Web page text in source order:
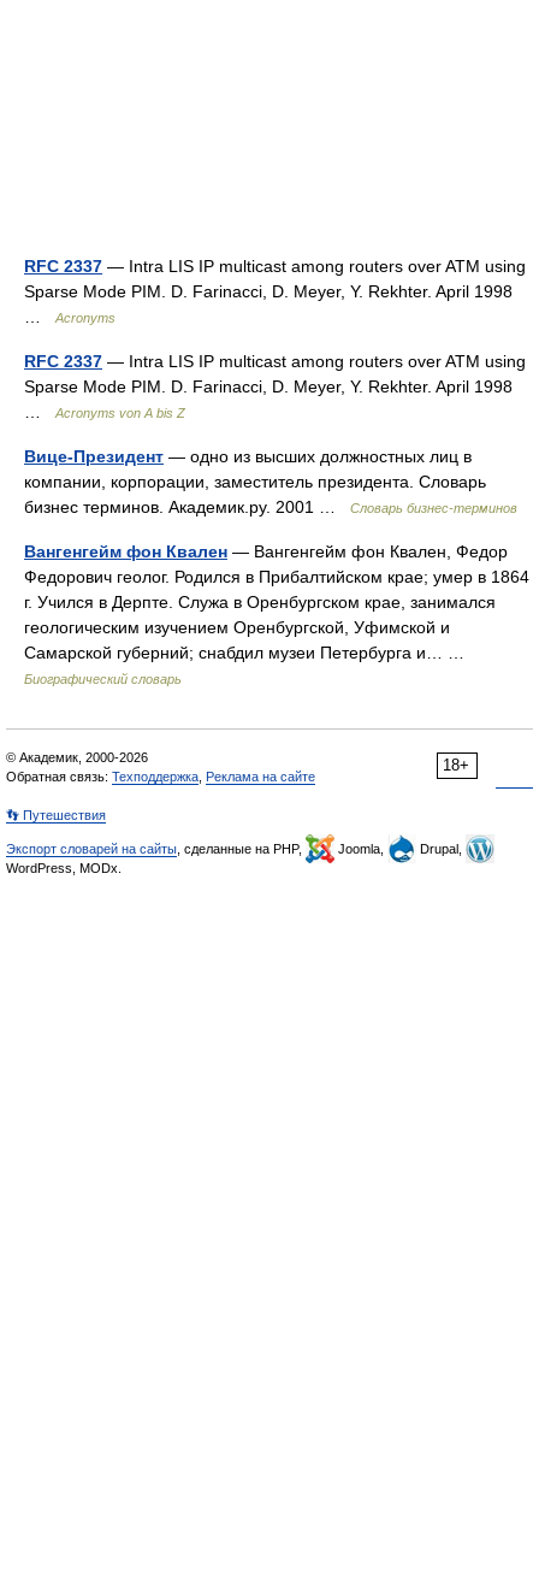
RFC 2337 — Intra LIS IP multicast among routers over ATM using
Sparse Mode PIM. D. Farinacci, D. Meyer, Y. Rekhter. April 1998
Acronyms
RFC 2337 — Intra LIS IP multicast among routers over ATM using
Sparse Mode PIM. D. Farinacci, D. Meyer, Y. Rekhter. April 1998
Acronyms von A bis Z
Вице-Президент — одно из высших должностных лиц в
компании, корпорации, заместитель президента. Словарь
бизнес терминов. Академик.ру. 2001 …
Словарь бизнес-терминов
Вангенгейм фон Квален — Вангенгейм фон Квален, Федор
Федорович геолог. Родился в Прибалтийском крае; умер в 1864
г. Учился в Дерпте. Служа в Оренбургском крае, занимался
геологическим изучением Оренбургской, Уфимской и
Самарской губерний; снабдил музеи Петербурга и… …
Биографический словарь
18+
© Академик, 2000-2026
Обратная связь: Техподдержка Реклама на сайте
👣 Путешествия
Экспорт словарей на сайты , сделанные на PHP, Joomla,
Drupal,
WordPress, MODx.